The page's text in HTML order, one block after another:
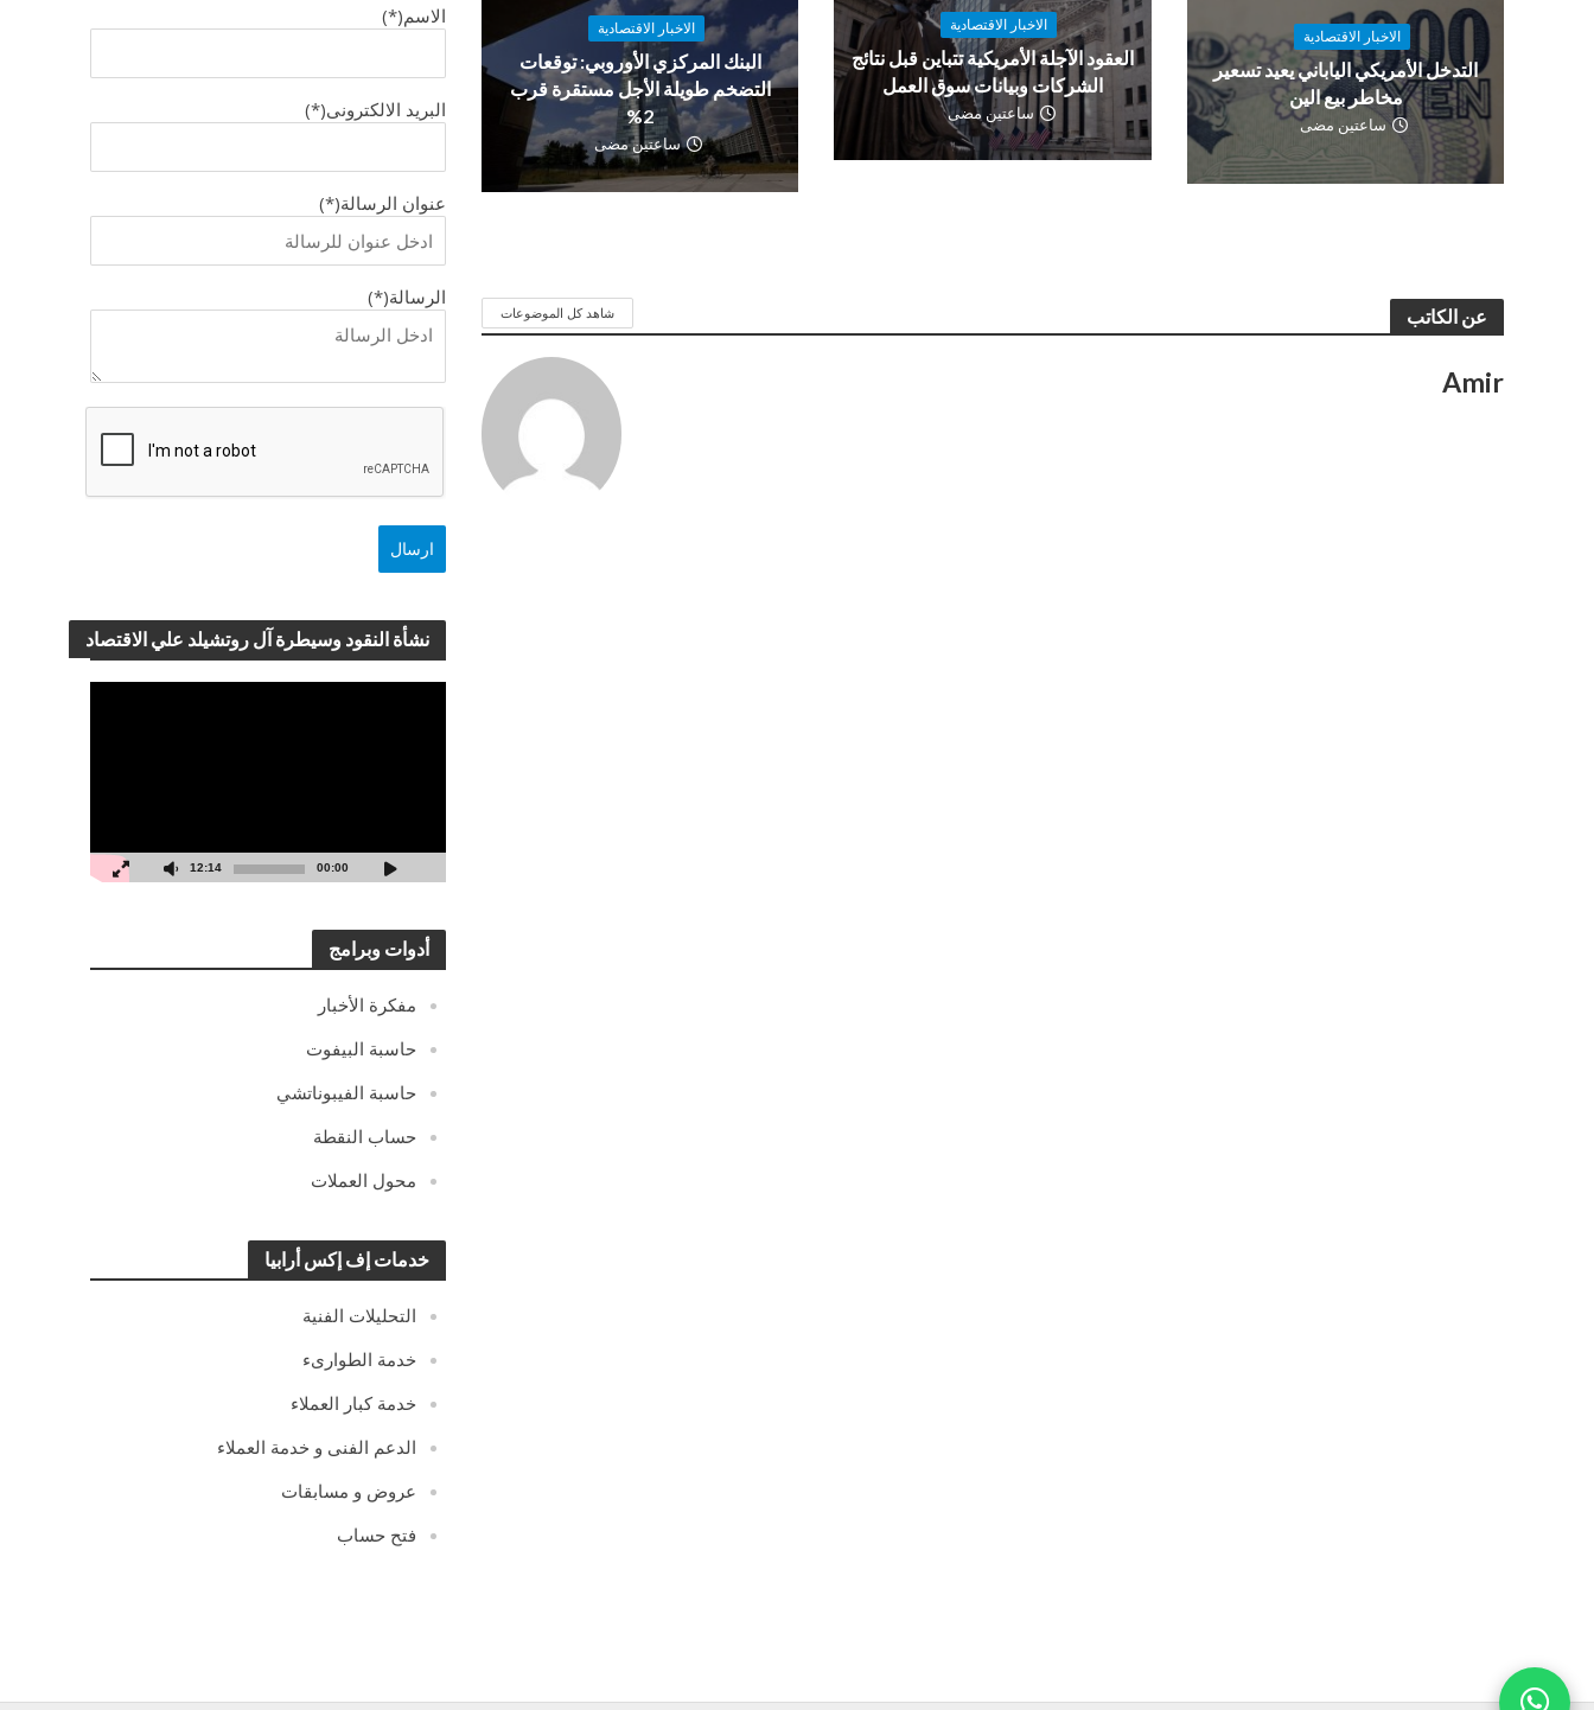
الاسم(*)
البريد الالكترونى(*)
عنوان الرسالة(*)
الرسالة(*)
نشأة النقود وسيطرة آل روتشيلد علي الاقتصاد
00:00
12:14
أدوات وبرامج
مفكرة الأخبار
حاسبة البيفوت
حاسبة الفيبوناتشي
حساب النقطة
محول العملات
خدمات إف إكس أرابيا
التحليلات الفنية
خدمة الطوارىء
خدمة كبار العملاء
الدعم الفنى و خدمة العملاء
عروض و مسابقات
فتح حساب
الاخبار الاقتصادية
التدخل الأمريكي الياباني يعيد تسعير
مخاطر بيع الين
ساعتين مضى
الاخبار الاقتصادية
العقود الآجلة الأمريكية تتباين قبل نتائج
الشركات وبيانات سوق العمل
ساعتين مضى
الاخبار الاقتصادية
البنك المركزي الأوروبي: توقعات
التضخم طويلة الأجل مستقرة قرب
2%
ساعتين مضى
عن الكاتب شاهد كل الموضوعات
Amir